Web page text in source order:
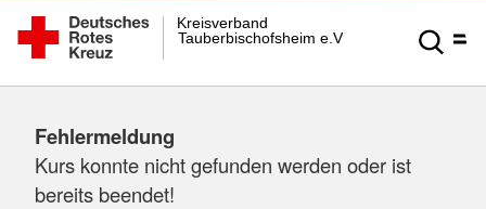
Tauberbischofsheim e.V.
Kreisverband
Fehlermeldung
Kurs konnte nicht gefunden werden oder ist
bereits beendet!